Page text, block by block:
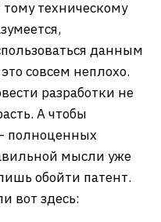
тому техническому
данным
совсем неплохо.
разработки не
А чтобы
полноценных
мысли уже
обойти патент.
вот здесь: